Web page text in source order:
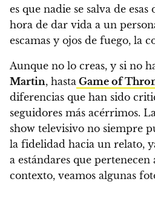
es que nadie se salva de
hora de dar vida a un
escamas y ojos de fuego, la
Aunque no lo creas, y si no
Martin, hasta Game of
diferencias que han sido
seguidores más acérrimos.
show televisivo no siempre
la fidelidad hacia un relato,
a estándares que pertenecen
contexto, veamos algunas